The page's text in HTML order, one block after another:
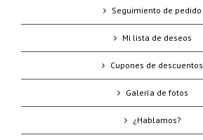
Seguimiento de pedido
Mi lista de deseos
Cupones de descuentos
Galería de fotos
¿Hablamos?